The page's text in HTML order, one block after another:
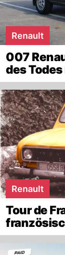
Renault
007
des
Renault
Tour de